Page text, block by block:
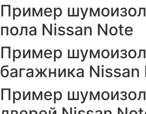
Пример
пола Nissan Note
Пример
багажника Nissan
Пример